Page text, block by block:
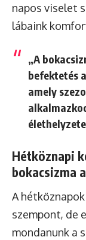
napos viselet
lábaink
„A
befektetés
amely
Hétköznapi
bokacsizma
A
szempont, de
mondanunk a